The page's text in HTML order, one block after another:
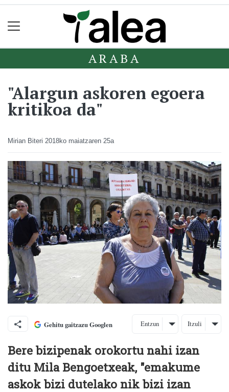
ARABA
"Alargun askoren egoera
kritikoa da"
Mirian Biteri 2018ko maiatzaren 25a
Gehitu gaitzazu Googlen Entzun Itzuli
Bere bizipenak orokortu nahi izan
ditu Mila Bengoetxeak, "emakume
askok bizi dutelako nik bizi izan